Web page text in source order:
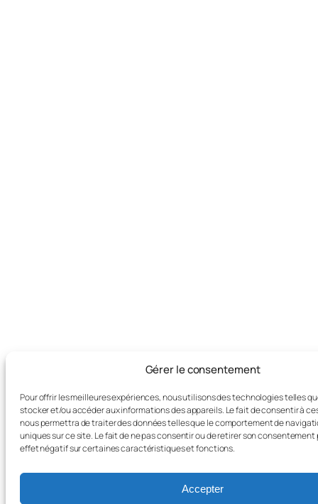
Gérer le consentement
Pour offrir les meilleures expériences, nous utilisons des technologies telles
stocker et/ou accéder aux informations des appareils. Le fait de consentir à
nous permettra de traiter des données telles que le comportement de
uniques sur ce site. Le fait de ne pas consentir ou de retirer son consentement
effet négatif sur certaines caractéristiques et fonctions.
Accepter